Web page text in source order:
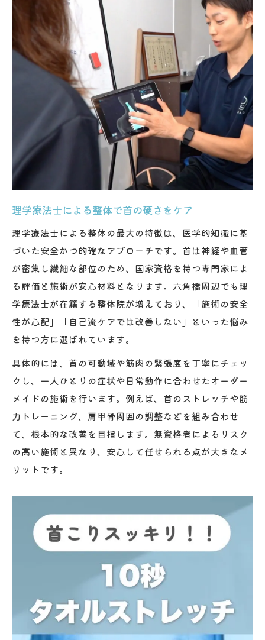
整体が慢性的な首こりにも強い理由
整体で根本的な首こりケアを始める方法
理学療法士による整体で首の硬さをケア
理学療法士による整体の最大の特徴は、医学的知識に基
づいた安全かつ的確なアプローチです。首は神経や血管
が密集し繊細な部位のため、国家資格を持つ専門家によ
る評価と施術が安心材料となります。六角橋周辺でも理
学療法士が在籍する整体院が増えており、「施術の安全
性が心配」「自己流ケアでは改善しない」といった悩み
を持つ方に選ばれています。
具体的には、首の可動域や筋肉の緊張度を丁寧にチェッ
クし、一人ひとりの症状や日常動作に合わせたオーダー
メイドの施術を行います。例えば、首のストレッチや筋
力トレーニング、肩甲骨周囲の調整などを組み合わせ
て、根本的な改善を目指します。無資格者によるリスク
の高い施術と異なり、安心して任せられる点が大きなメ
リットです。